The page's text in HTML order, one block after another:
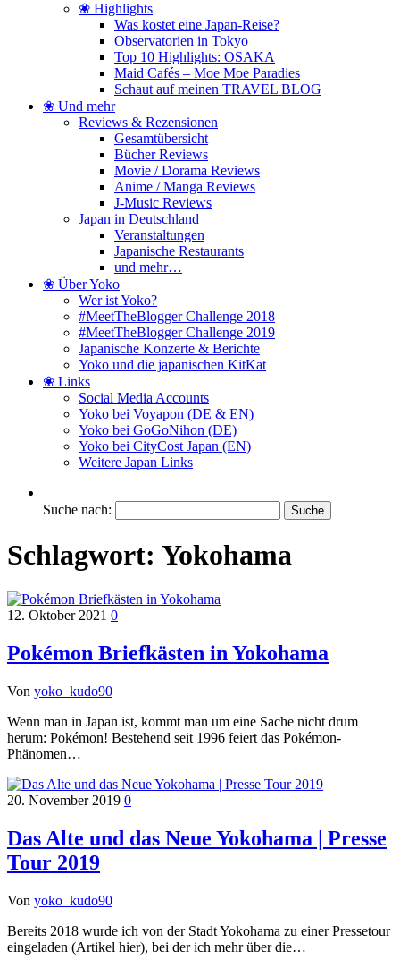
❀ Highlights
Was kostet eine Japan-Reise?
Observatorien in Tokyo
Top 10 Highlights: OSAKA
Maid Cafés – Moe Moe Paradies
Schaut auf meinen TRAVEL BLOG
❀ Und mehr
Reviews & Rezensionen
Gesamtübersicht
Bücher Reviews
Movie / Dorama Reviews
Anime / Manga Reviews
J-Music Reviews
Japan in Deutschland
Veranstaltungen
Japanische Restaurants
und mehr…
❀ Über Yoko
Wer ist Yoko?
#MeetTheBlogger Challenge 2018
#MeetTheBlogger Challenge 2019
Japanische Konzerte & Berichte
Yoko und die japanischen KitKat
❀ Links
Social Media Accounts
Yoko bei Voyapon (DE & EN)
Yoko bei GoGoNihon (DE)
Yoko bei CityCost Japan (EN)
Weitere Japan Links
Suche nach:
Schlagwort: Yokohama
12. Oktober 2021 0
Pokémon Briefkästen in Yokohama
Von yoko_kudo90
Wenn man in Japan ist, kommt man um eine Sache nicht drum
herum: Pokémon! Bestehend seit 1996 feiert das Pokémon-
Phänomen…
20. November 2019 0
Das Alte und das Neue Yokohama | Presse
Tour 2019
Von yoko_kudo90
Bereits 2018 wurde ich von der Stadt Yokohama zu einer Pressetour
eingeladen (Artikel hier), bei der ich mehr über die…